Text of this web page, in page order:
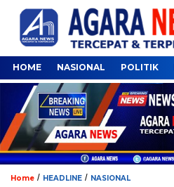
HOME NASIONAL POLITIK
Home / HEADLINE / NASIONAL